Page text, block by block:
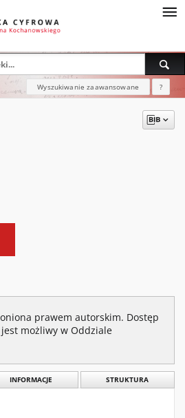
Wyszukiwanie zaawansowane ?
prawem autorskim. Dostęp
możliwy w Oddziale
INFORMACJE STRUKTURA